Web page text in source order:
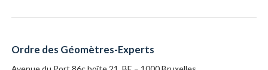
Ordre des Géomètres-Experts